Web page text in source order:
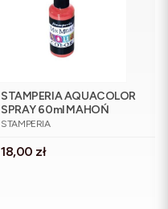
STAMPERIA AQUACOLOR
SPRAY 60ml MAHOŃ
PRODUCENT
STAMPERIA
Cena
18,00 zł